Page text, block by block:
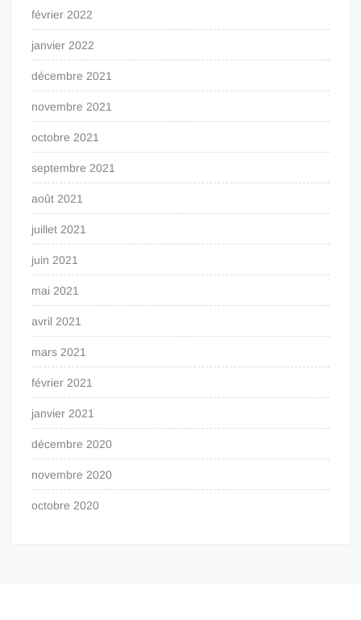
février 2022
janvier 2022
décembre 2021
novembre 2021
octobre 2021
septembre 2021
août 2021
juillet 2021
juin 2021
mai 2021
avril 2021
mars 2021
février 2021
janvier 2021
décembre 2020
novembre 2020
octobre 2020